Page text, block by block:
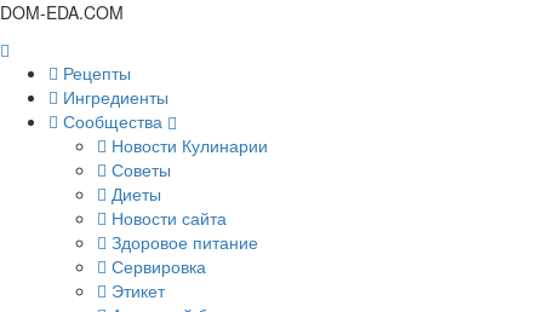
DOM-EDA.COM
Рецепты
Ингредиенты
Сообщества
Новости Кулинарии
Советы
Диеты
Новости сайта
Здоровое питание
Сервировка
Этикет